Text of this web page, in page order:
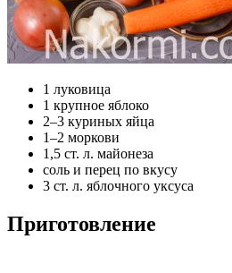
1 луковица
1 крупное яблоко
2–3 куриных яйца
1–2 моркови
1,5 ст. л. майонеза
соль и перец по вкусу
3 ст. л. яблочного уксуса
Приготовление